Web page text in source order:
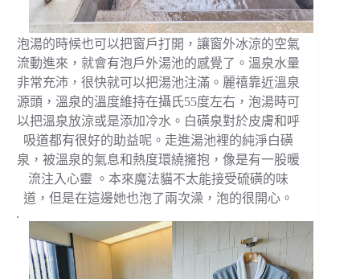
泡湯的時候也可以把窗戶打開，讓窗外冰涼的空氣
流動進來，就會有泡戶外湯池的感覺了。溫泉水量
非常充沛，很快就可以把湯池注滿。麗禧靠近溫泉
源頭，溫泉的溫度維持在攝氏55度左右，泡湯時可
以把溫泉放涼或是添加冷水。白磺泉對於皮膚和呼
吸道都有很好的助益呢。 走進湯池裡的純淨白磺
泉，被溫泉的氣息和熱度環繞擁抱，像是有一股暖
流注入心靈 。 本來魔法貓不太能接受硫磺的味
道，但是在這邊她也泡了兩次澡，泡的很開心。
.